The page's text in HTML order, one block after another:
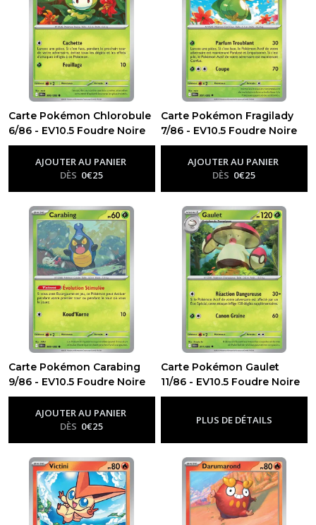
Carte Pokémon Chlorobule
6/86 - EV10.5 Foudre Noire
-Ev10.5 - Foudre Noire
AJOUTER AU PANIER
DÈS 0€25
Carte Pokémon Fragilady
7/86 - EV10.5 Foudre Noire
-Ev10.5 - Foudre Noire
AJOUTER AU PANIER
DÈS 0€25
Carte Pokémon Carabing
9/86 - EV10.5 Foudre Noire
-Ev10.5 - Foudre Noire
AJOUTER AU PANIER
DÈS 0€25
Carte Pokémon Gaulet
11/86 - EV10.5 Foudre Noire
-Ev10.5 - Foudre Noire
PLUS DE DÉTAILS
EV10
-
Rivalités
Destinées
(139)
EV9
-
Aventures
Ensemble
EV8.5
-
Evolutions
Prismatiques
(180)
EV8
-
Étincelles
Déferlantes
(252)
EV7
Stellaire
Afficher
résultats